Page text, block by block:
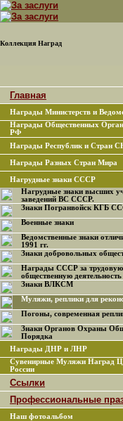
Коллекция Наград
Главная
Награды Министерств и
Награды Общественных
РФ
Награды Республик и Стран
Награды Разных Стран Мира
Нагрудные знаки СССР
Нагрудные знаки высших
заведений ВС СССР.
Знаки Погранвойск КГБ
Военные знаки
Ведомственные знаки
1991 гг.
Знаки добровольных
Награды СССР за
общественную деятельность
Знаки ВЛКСМ
Муляжи, реплики для
Погоны, современная
Знаки Органов Охраны
Порядка
Награды ДНР и ЛНР
Сувенирные Муляжи Наград
России
Ссылки
Профессиональные
Наш фотоальбом